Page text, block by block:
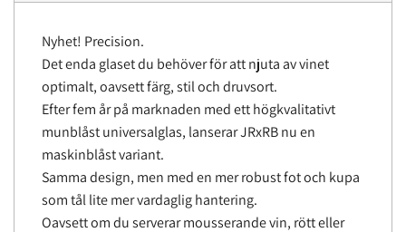
Nyhet! Precision.
Det enda glaset du behöver för att njuta av vinet
optimalt, oavsett färg, stil och druvsort.
Efter fem år på marknaden med ett högkvalitativt
munblåst universalglas, lanserar JRxRB nu en
maskinblåst variant.
Samma design, men med en mer robust fot och kupa
som tål lite mer vardaglig hantering.
Oavsett om du serverar mousserande vin, rött eller